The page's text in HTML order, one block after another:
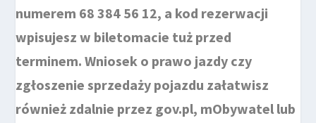
numerem 68 384 56 12, a kod rezerwacji
wpisujesz w biletomacie tuż przed
terminem. Wniosek o prawo jazdy czy
zgłoszenie sprzedaży pojazdu załatwisz
również zdalnie przez gov.pl, mObywatel lub